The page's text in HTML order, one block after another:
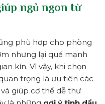
ngủ ngon từ
phù hợp cho phòng
nhưng lại quá mạnh
kín. Vì vậy, khi chọn
trọng là ưu tiên các
giúp cơ thể dễ thư